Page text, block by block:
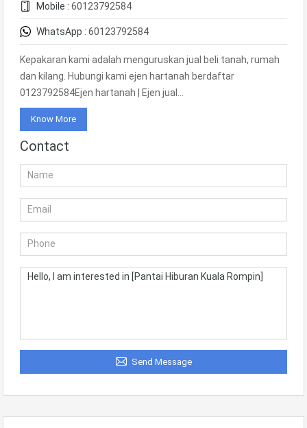
Mobile : 60123792584
WhatsApp : 60123792584
Kepakaran kami adalah menguruskan jual beli tanah, rumah
dan kilang. Hubungi kami ejen hartanah berdaftar
0123792584Ejen hartanah | Ejen jual…
Know More
Contact
Send Message